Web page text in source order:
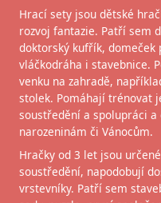
Hrací sety jsou dětské
rozvoj fantazie. Patří sem
doktorský kufřík, domeček
vláčkodráha i stavebnice.
venku na zahradě,
stolek. Pomáhají trénovat
soustředění a spolupráci
narozeninám či Vánocům.
Hračky od 3 let jsou
soustředění, napodobují
vrstevníky. Patří sem